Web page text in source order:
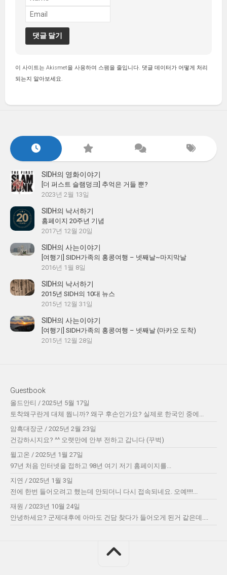
이 사이트는 Akismet을 사용하여 스팸을 줄입니다. 댓글 데이터가 어떻게 처리
되는지 알아보세요.
SIDH의 영화이야기
[더 퍼스트 슬램덩크] 추억은 거들 뿐?
2023년 2월 13일
SIDH의 낙서하기
홈페이지 20주년 기념
2017년 12월 20일
SIDH의 사는이야기
[여행기] SIDH가족의 홍콩여행 – 넷째날~마지막날
2016년 1월 8일
SIDH의 낙서하기
2015년 SIDH의 10대 뉴스
2015년 12월 31일
SIDH의 사는이야기
[여행기] SIDH가족의 홍콩여행 – 넷째날 (마카오 도착)
2015년 12월 28일
Guestbook
올드안티 / 2025년 5월 17일
토착왜구란게 대체 뭡니까? 왜구 후손인가요? 실제로 한국인 중에...
암흑대장군 / 2025년 2월 23일
건강하시지요? ^^ 오랫만에 안부 전하고 갑니다 (꾸벅)
윌고온 / 2025년 1월 27일
97년 처음 인터넷을 접하고 98년 여기 저기 홈페이지를...
지연 / 2025년 1월 3일
전에 한번 들어오려고 했는데 안되더니 다시 접속되네요. 오예!!!!...
재원 / 2023년 10월 24일
안녕하세요? 군제대후에 아마도 건담 찾다가 들어오게 된거 같은데....